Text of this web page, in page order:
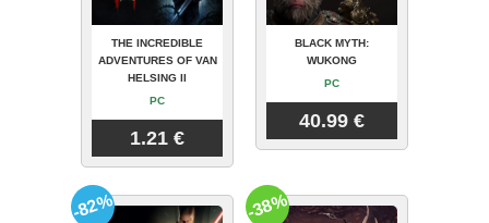
THE INCREDIBLE
ADVENTURES OF VAN
HELSING II
PC
1.21 €
BLACK MYTH:
WUKONG
PC
40.99 €
-82% -38%